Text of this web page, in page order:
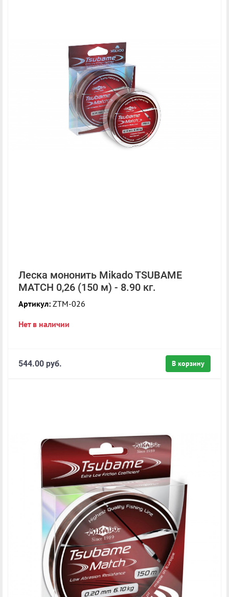
Леска мононить Mikado TSUBAME
MATCH 0,26 (150 м) - 8.90 кг.
Артикул: ZTM-026
Нет в наличии
В корзину
544.00 руб.